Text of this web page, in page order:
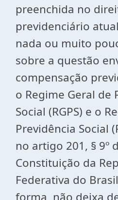
preenchida no
previdenciário
nada ou muito
sobre a questão
compensação
o Regime Geral de
Social (RGPS) e o
Previdência Social
no artigo 201, § 9º
Constituição da
Federativa do
forma, não deixa